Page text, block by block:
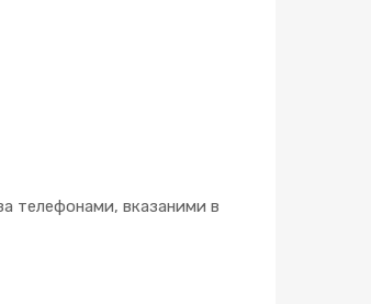
телефонами, вказаними в